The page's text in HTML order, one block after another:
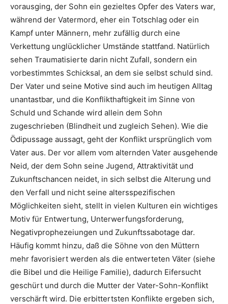
vorausging, der Sohn ein gezieltes Opfer des Vaters war,
während der Vatermord, eher ein Totschlag oder ein
Kampf unter Männern, mehr zufällig durch eine
Verkettung unglücklicher Umstände stattfand. Natürlich
sehen Traumatisierte darin nicht Zufall, sondern ein
vorbestimmtes Schicksal, an dem sie selbst schuld sind.
Der Vater und seine Motive sind auch im heutigen Alltag
unantastbar, und die Konflikthaftigkeit im Sinne von
Schuld und Schande wird allein dem Sohn
zugeschrieben (Blindheit und zugleich Sehen). Wie die
Ödipussage aussagt, geht der Konflikt ursprünglich vom
Vater aus. Der vor allem vom alternden Vater ausgehende
Neid, der dem Sohn seine Jugend, Attraktivität und
Zukunftschancen neidet, in sich selbst die Alterung und
den Verfall und nicht seine altersspezifischen
Möglichkeiten sieht, stellt in vielen Kulturen ein wichtiges
Motiv für Entwertung, Unterwerfungsforderung,
Negativprophezeiungen und Zukunftssabotage dar.
Häufig kommt hinzu, daß die Söhne von den Müttern
mehr favorisiert werden als die entwerteten Väter (siehe
die Bibel und die Heilige Familie), dadurch Eifersucht
geschürt und durch die Mutter der Vater-Sohn-Konflikt
verschärft wird. Die erbittertsten Konflikte ergeben sich,